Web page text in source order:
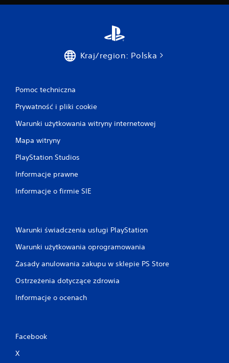
Kraj/region: Polska
Pomoc techniczna
Prywatność i pliki cookie
Warunki użytkowania witryny internetowej
Mapa witryny
PlayStation Studios
Informacje prawne
Informacje o firmie SIE
Warunki świadczenia usługi PlayStation
Warunki użytkowania oprogramowania
Zasady anulowania zakupu w sklepie PS Store
Ostrzeżenia dotyczące zdrowia
Informacje o ocenach
Facebook
X